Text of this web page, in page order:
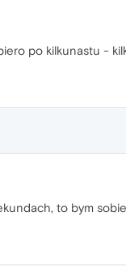
po kilkunastu -
to bym